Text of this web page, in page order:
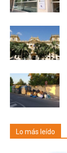
Lo más leído